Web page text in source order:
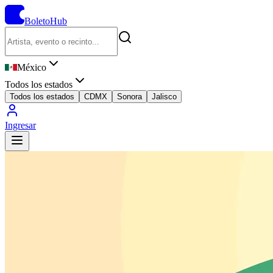
BoletoHub
México
Todos los estados
Todos los estados CDMX Sonora Jalisco
Ingresar